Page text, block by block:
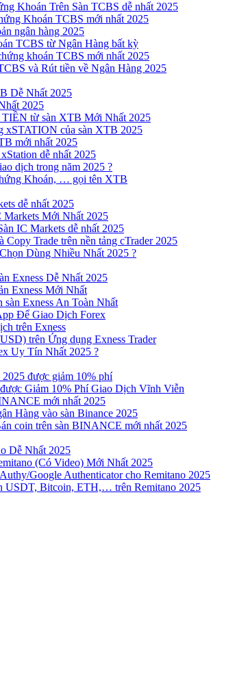
Khoán Trên Sàn TCBS dễ nhất 2025
Khoán TCBS mới nhất 2025
ngân hàng 2025
TCBS từ Ngân Hàng bất kỳ
khoán TCBS mới nhất 2025
và Rút tiền về Ngân Hàng 2025
Dễ Nhất 2025
2025
từ sàn XTB Mới Nhất 2025
xSTATION của sàn XTB 2025
mới nhất 2025
dễ nhất 2025
dịch trong năm 2025 ?
Khoán, … gọi tên XTB
dễ nhất 2025
Mới Nhất 2025
IC Markets dễ nhất 2025
Trade trên nền tảng cTrader 2025
Dùng Nhiều Nhất 2025 ?
Exness Dễ Nhất 2025
Exness Mới Nhất
Exness An Toàn Nhất
Để Giao Dịch Forex
trên Exness
trên Ứng dụng Exness Trader
Uy Tín Nhất 2025 ?
được giảm 10% phí
Giảm 10% Phí Giao Dịch Vĩnh Viễn
mới nhất 2025
Hàng vào sàn Binance 2025
coin trên sàn BINANCE mới nhất 2025
Dễ Nhất 2025
(Có Video) Mới Nhất 2025
Google Authenticator cho Remitano 2025
USDT, Bitcoin, ETH,… trên Remitano 2025